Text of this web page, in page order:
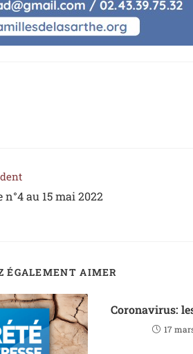
n°4 au 15 mai 2022
ÉGALEMENT AIMER
Coronavirus:
17